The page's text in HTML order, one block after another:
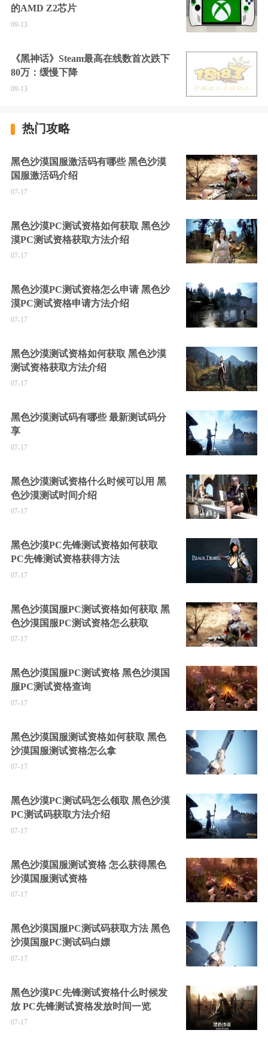
的AMD Z2芯片
09-13
《黑神话》Steam最高在线数首次跌下
80万：缓慢下降
09-13
热门攻略
黑色沙漠国服激活码有哪些 黑色沙漠
国服激活码介绍
07-17
黑色沙漠PC测试资格如何获取 黑色沙
漠PC测试资格获取方法介绍
07-17
黑色沙漠PC测试资格怎么申请 黑色沙
漠PC测试资格申请方法介绍
07-17
黑色沙漠测试资格如何获取 黑色沙漠
测试资格获取方法介绍
07-17
黑色沙漠测试码有哪些 最新测试码分
享
07-17
黑色沙漠测试资格什么时候可以用 黑
色沙漠测试时间介绍
07-17
黑色沙漠PC先锋测试资格如何获取
PC先锋测试资格获得方法
07-17
黑色沙漠国服PC测试资格如何获取 黑
色沙漠国服PC测试资格怎么获取
07-17
黑色沙漠国服PC测试资格 黑色沙漠国
服PC测试资格查询
07-17
黑色沙漠国服测试资格如何获取 黑色
沙漠国服测试资格怎么拿
07-17
黑色沙漠PC测试码怎么领取 黑色沙漠
PC测试码获取方法介绍
07-17
黑色沙漠国服测试资格 怎么获得黑色
沙漠国服测试资格
07-17
黑色沙漠国服PC测试码获取方法 黑色
沙漠国服PC测试码白嫖
07-17
黑色沙漠PC先锋测试资格什么时候发
放 PC先锋测试资格发放时间一览
07-17